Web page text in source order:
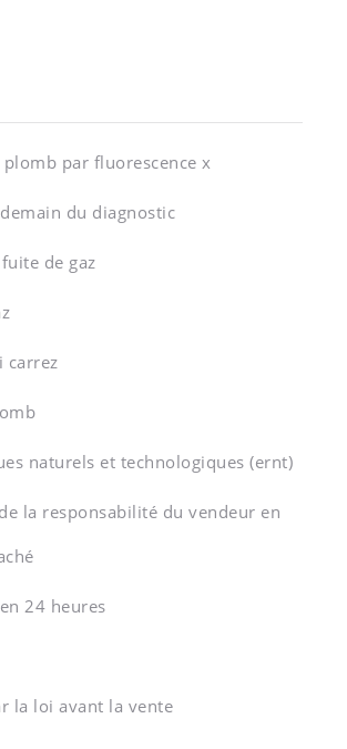
par fluorescence x
du diagnostic
de gaz
carrez
naturels et technologiques (ernt)
la responsabilité du vendeur en
24 heures
la loi avant la vente